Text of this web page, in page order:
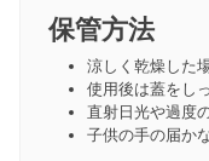
保管方法
涼しく乾燥した
使用後は蓋をし
直射日光や過度
子供の手の届か